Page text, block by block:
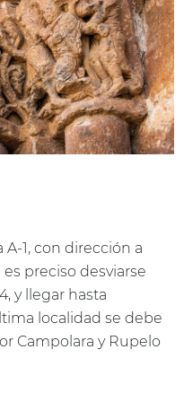
1, con dirección a
preciso desviarse
y llegar hasta
localidad se debe
Campolara y Rupelo